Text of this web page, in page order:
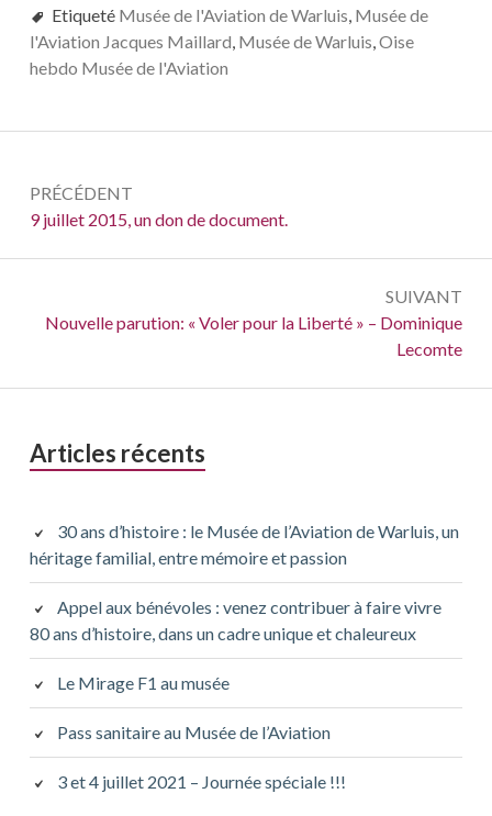
Etiqueté Musée de l'Aviation de Warluis, Musée de
l'Aviation Jacques Maillard, Musée de Warluis,Oise
hebdo Musée de l'Aviation
Navigation
de
l’article
PRÉCÉDENT
Précédent :
9 juillet 2015, un don de document.
SUIVANT
Suivant :
Nouvelle parution: « Voler pour la Liberté » – Dominique
Lecomte
Barre
principale
Articles récents
30 ans d’histoire : le Musée de l’Aviation de Warluis, un
héritage familial, entre mémoire et passion
Appel aux bénévoles : venez contribuer à faire vivre
80 ans d’histoire, dans un cadre unique et chaleureux
Le Mirage F1 au musée
Pass sanitaire au Musée de l’Aviation
3 et 4 juillet 2021 – Journée spéciale !!!